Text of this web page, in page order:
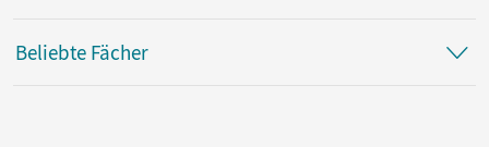
Beliebte Fächer